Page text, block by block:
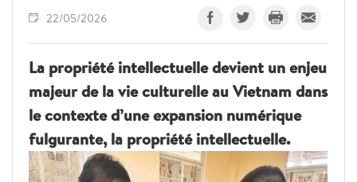
22/05/2026
La propriété intellectuelle devient un enjeu
majeur de la vie culturelle au Vietnam dans
le contexte d’une expansion numérique
fulgurante, la propriété intellectuelle.